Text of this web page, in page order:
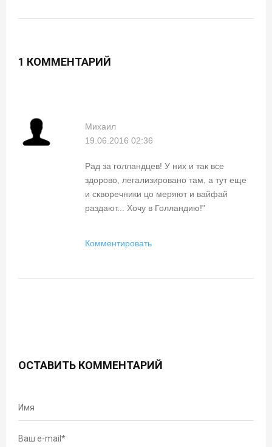
1 КОММЕНТАРИЙ
Михаил
19.06.2016 02:36
Рад за голландцев! У них и так все
здорово, легализировано там, а тут еще
и скворечники цо меряют и вайфай
раздают... Хочу в Голландию!"
Комментировать
ОСТАВИТЬ КОММЕНТАРИЙ